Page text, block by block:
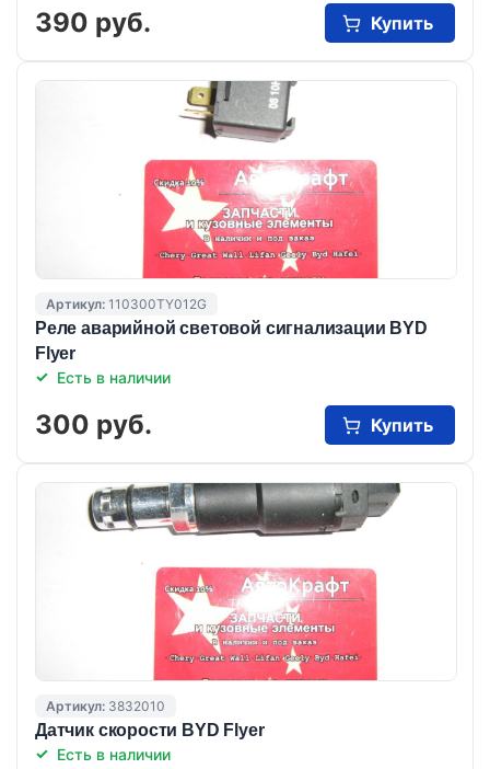
390 руб. Купить
Артикул: 110300TY012G
Реле аварийной световой сигнализации BYD
Flyer
Есть в наличии
300 руб. Купить
Артикул: 3832010
Датчик скорости BYD Flyer
Есть в наличии